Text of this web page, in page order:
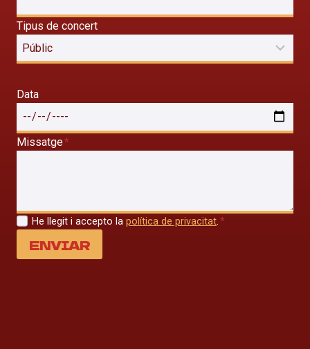
Tipus de concert
Data
Missatge*
He llegit i accepto la política de privacitat.*
ENVIAR